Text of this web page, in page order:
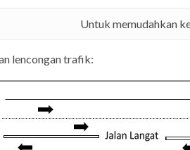
Untuk memudahkan
lencongan trafik: